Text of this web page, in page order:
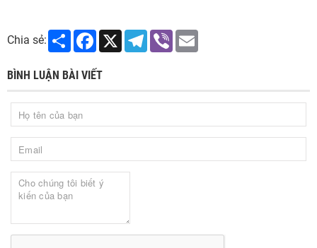
Chia sẻ: Share Facebook
X Telegram
Viber
BÌNH LUẬN BÀI VIẾT